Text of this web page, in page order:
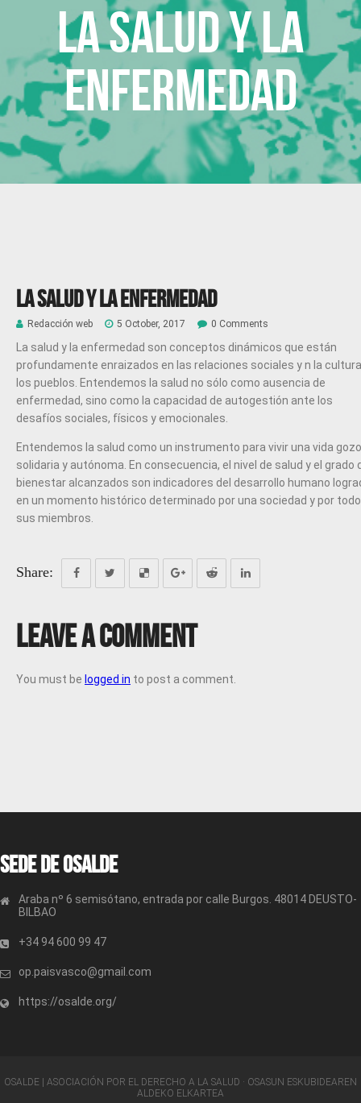
La salud y la
enfermedad
La salud y la enfermedad
Redacción web 5 October, 2017 0 Comments
La salud y la enfermedad son conceptos dinámicos que están
profundamente enraizados en las relaciones sociales y n la
los pueblos. Entendemos la salud no sólo como ausencia de
enfermedad, sino como la capacidad de autogestión ante los
desafíos sociales, físicos y emocionales.
Entendemos la salud como un instrumento para vivir una vida
solidaria y autónoma. En consecuencia, el nivel de salud y el grado
bienestar alcanzados son indicadores del desarrollo humano
en un momento histórico determinado por una sociedad y por
sus miembros.
Share:
Leave a Comment
You must be logged in to post a comment.
Sede de OSALDE
Araba nº 6 semisótano, entrada por calle Burgos. 48014 DEUSTO-
BILBAO
+34 94 600 99 47
op.paisvasco@gmail.com
https://osalde.org/
OSALDE | ASOCIACIÓN POR EL DERECHO A LA SALUD · OSASUN ESKUBIDEAREN
ALDEKO ELKARTEA